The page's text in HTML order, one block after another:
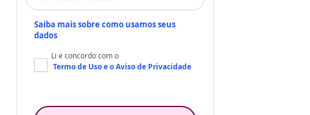
Saiba mais sobre como usamos seus
dados
Li e concordo com o
Termo de Usoe oAviso de Privacidade